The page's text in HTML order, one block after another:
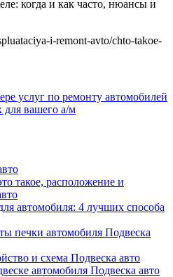
когда и как часто, нюансы и
i-remont-avto/chto-takoe-
услуг по ремонту автомобилей
для вашего а/м
такое, расположение и
автомобиля: 4 лучших способа
печки автомобиля Подвеска
и схема Подвеска авто
автомобиля Подвеска авто